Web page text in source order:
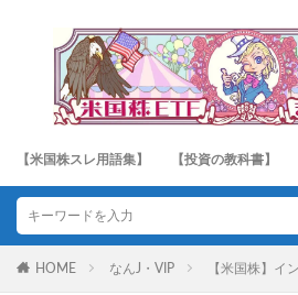
【米国株スレ用語集】 【投資の教科書】
HOME なんJ・VIP 【米国株】イ